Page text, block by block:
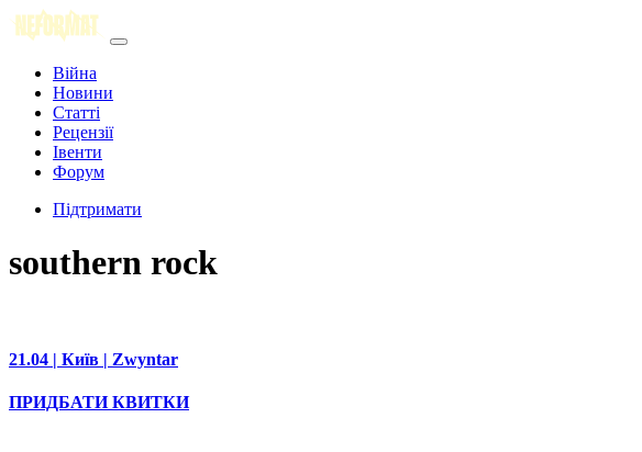
Війна
Новини
Статті
Рецензії
Івенти
Форум
Підтримати
southern rock
21.04 | Київ | Zwyntar
ПРИДБАТИ КВИТКИ